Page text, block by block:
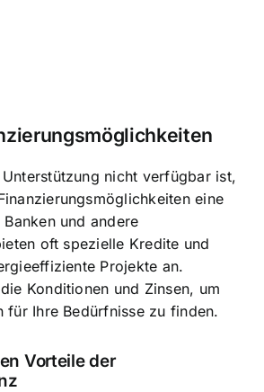
nicht verfügbar ist,
eine
und andere
oft spezielle Kredite und
Projekte an.
Konditionen und Zinsen, um
für Ihre Bedürfnisse zu finden.
Vorteile der